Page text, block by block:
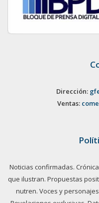
Dirección:
Ventas:
Noticias confirmadas.
que ilustran. Propuestas
nutren. Voces y